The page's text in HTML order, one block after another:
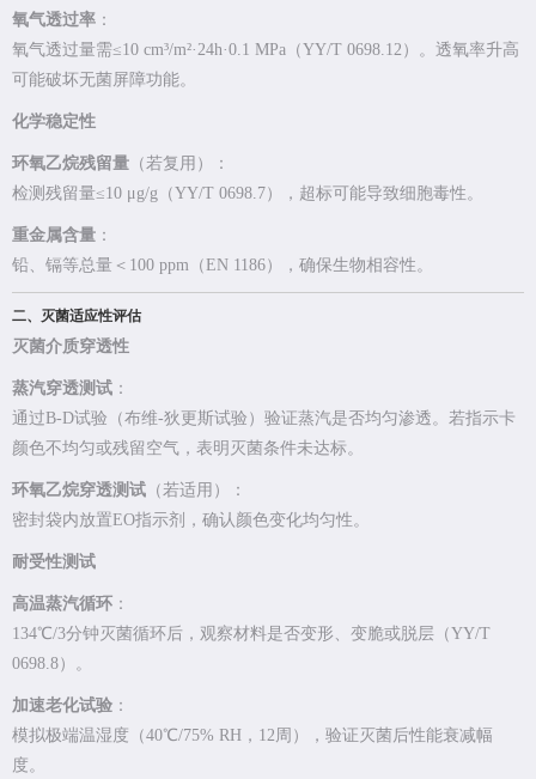
氧气透过率 ：
氧气透过量需≤10 cm³/m²·24h·0.1 MPa（YY/T 0698.12）。透氧率升高
可能破坏无菌屏障功能。
化学稳定性
环氧乙烷残留量 （若复用）：
检测残留量≤10 μg/g（YY/T 0698.7），超标可能导致细胞毒性。
重金属含量 ：
铅、镉等总量＜100 ppm（EN 1186），确保生物相容性。
二、灭菌适应性评估
灭菌介质穿透性
蒸汽穿透测试 ：
通过B-D试验（布维-狄更斯试验）验证蒸汽是否均匀渗透。若指示卡
颜色不均匀或残留空气，表明灭菌条件未达标。
环氧乙烷穿透测试 （若适用）：
密封袋内放置EO指示剂，确认颜色变化均匀性。
耐受性测试
高温蒸汽循环 ：
134℃/3分钟灭菌循环后，观察材料是否变形、变脆或脱层（YY/T
0698.8）。
加速老化试验 ：
模拟极端温湿度（40℃/75% RH，12周），验证灭菌后性能衰减幅
度。